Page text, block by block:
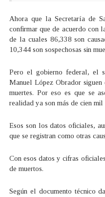
Ahora que la Secretaría de
confirmar que de acuerdo con
de la cuales 86,338 son
10,344 son sospechosas sin
Pero el gobierno federal, el
Manuel López Obrador siguen
muertes. Por eso es que se
realidad ya son más de cien
Esos son los datos oficiales,
que se registran como otras
Con esos datos y cifras
de muertos.
Según el documento técnico